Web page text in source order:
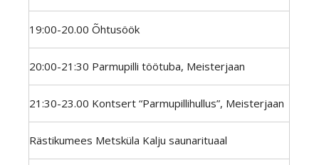
19:00-20.00 Õhtusöök
20:00-21:30 Parmupilli töötuba, Meisterjaan
21:30-23.00 Kontsert “Parmupillihullus”, Meisterjaan
Rästikumees Metsküla Kalju saunarituaal